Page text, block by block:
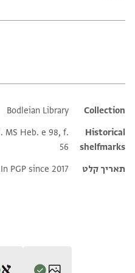
Additional metadata
Collection
Bodleian Library
Historical
shelfmarks
MS Heb. e 98, f.
56
תאריך קלט
In PGP since 2017